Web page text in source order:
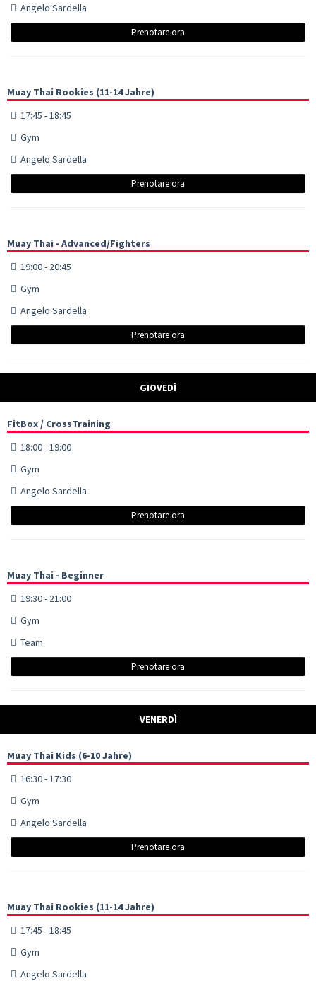
Angelo Sardella
Prenotare ora
Muay Thai Rookies (11-14 Jahre)
17:45 - 18:45
Gym
Angelo Sardella
Prenotare ora
Muay Thai - Advanced/Fighters
19:00 - 20:45
Gym
Angelo Sardella
Prenotare ora
GIOVEDÌ
FitBox / CrossTraining
18:00 - 19:00
Gym
Angelo Sardella
Prenotare ora
Muay Thai - Beginner
19:30 - 21:00
Gym
Team
Prenotare ora
VENERDÌ
Muay Thai Kids (6-10 Jahre)
16:30 - 17:30
Gym
Angelo Sardella
Prenotare ora
Muay Thai Rookies (11-14 Jahre)
17:45 - 18:45
Gym
Angelo Sardella